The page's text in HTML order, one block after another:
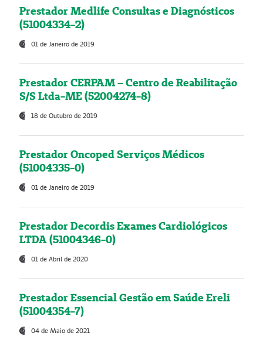
Prestador Medlife Consultas e Diagnósticos
(51004334-2)
01 de Janeiro de 2019
Prestador CERPAM – Centro de Reabilitação
S/S Ltda-ME (52004274-8)
18 de Outubro de 2019
Prestador Oncoped Serviços Médicos
(51004335-0)
01 de Janeiro de 2019
Prestador Decordis Exames Cardiológicos
LTDA (51004346-0)
01 de Abril de 2020
Prestador Essencial Gestão em Saúde Ereli
(51004354-7)
04 de Maio de 2021